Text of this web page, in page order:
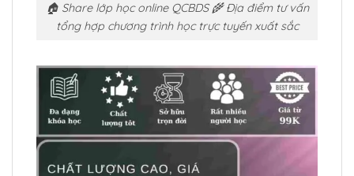
🏠 Share lớp học online QCBDS 🌾 Địa điểm tư vấn
tổng hợp chương trình học trực tuyến xuất sắc